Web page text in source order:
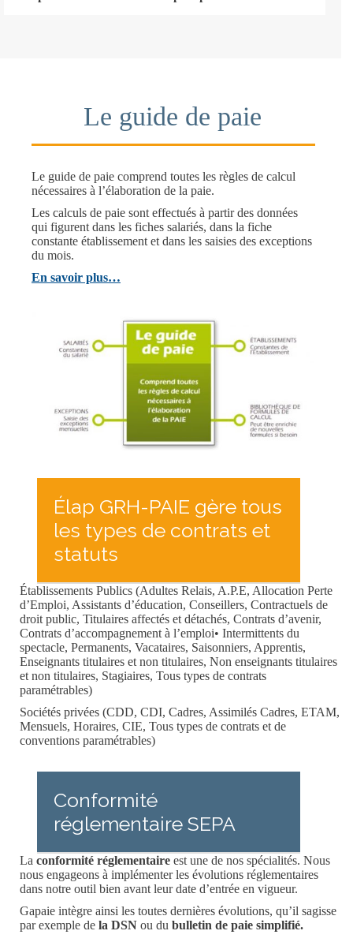
Le guide de paie
Le guide de paie comprend toutes les règles de calcul
nécessaires à l’élaboration de la paie.
Les calculs de paie sont effectués à partir des données
qui figurent dans les fiches salariés, dans la fiche
constante établissement et dans les saisies des exceptions
du mois.
En savoir plus…
Élap GRH-PAIE gère tous
les types de contrats et
statuts
Établissements Publics (Adultes Relais, A.P.E, Allocation Perte
d’Emploi, Assistants d’éducation, Conseillers, Contractuels de
droit public, Titulaires affectés et détachés, Contrats d’avenir,
Contrats d’accompagnement à l’emploi• Intermittents du
spectacle, Permanents, Vacataires, Saisonniers, Apprentis,
Enseignants titulaires et non titulaires, Non enseignants titulaires
et non titulaires, Stagiaires, Tous types de contrats
paramétrables)
Sociétés privées (CDD, CDI, Cadres, Assimilés Cadres, ETAM,
Mensuels, Horaires, CIE, Tous types de contrats et de
conventions paramétrables)
Conformité
réglementaire SEPA
La conformité réglementaire est une de nos spécialités. Nous
nous engageons à implémenter les évolutions réglementaires
dans notre outil bien avant leur date d’entrée en vigueur.
Gapaie intègre ainsi les toutes dernières évolutions, qu’il sagisse
par exemple de la DSN ou du bulletin de paie simplifié.